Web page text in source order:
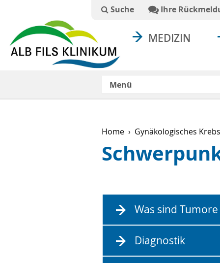
Suche Suchtext
Ihre
MEDIZIN
Menü
Home Gynäkologisches
Was sind
Diagnostik